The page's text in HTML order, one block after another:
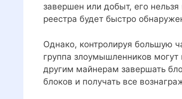
завершен или добыт, его
реестра будет быстро
Однако, контролируя большую
группа злоумышленников
другим майнерам завершать
блоков и получать все